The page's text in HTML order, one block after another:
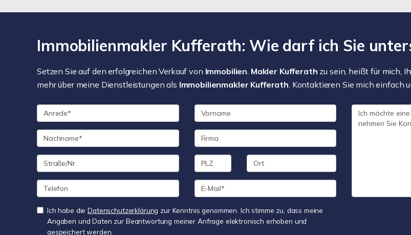
Immobilienmakler Kufferath: Wie darf ich Sie
Setzen Sie auf den erfolgreichen Verkauf von Immobilien. Makler Kufferath zu sein, heißt für mich,
mehr über meine Dienstleistungen als Immobilienmakler Kufferath. Kontaktieren Sie mich einfach
Ich habe dieDatenschutzerklärung zur Kenntnis genommen. Ich stimme zu, dass meine
Angaben und Daten zur Beantwortung meiner Anfrage elektronisch erhoben und
gespeichert werden.